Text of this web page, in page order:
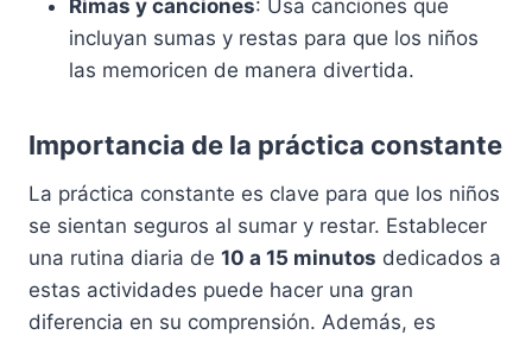
Rimas y canciones: Usa canciones que
incluyan sumas y restas para que los niños
las memoricen de manera divertida.
Importancia de la práctica constante
La práctica constante es clave para que los niños
se sientan seguros al sumar y restar. Establecer
una rutina diaria de 10 a 15 minutos dedicados a
estas actividades puede hacer una gran
diferencia en su comprensión. Además, es